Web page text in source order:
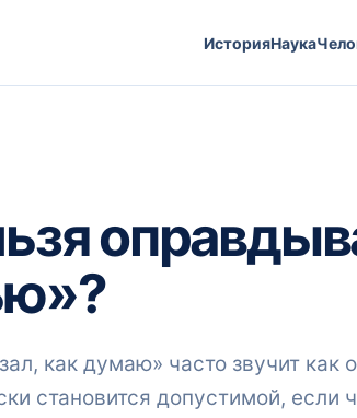
ИсторияНаука
как думаю» часто звучит как
становится допустимой, если